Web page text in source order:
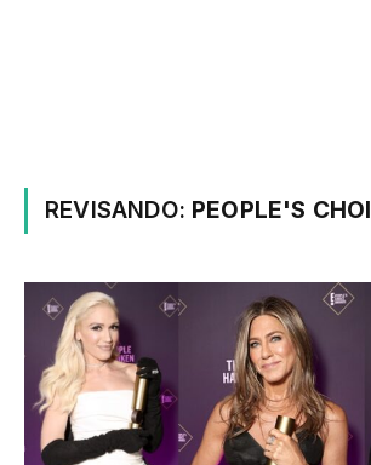
REVISANDO: PEOPLE'S